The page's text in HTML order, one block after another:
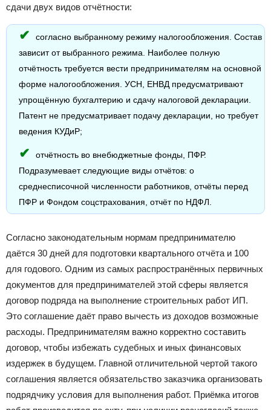
сдачи двух видов отчётности:
согласно выбранному режиму налогообложения. Состав
зависит от выбранного режима. Наиболее полную
отчётность требуется вести предпринимателям на основной
форме налогообложения. УСН, ЕНВД предусматривают
упрощённую бухгалтерию и сдачу налоговой декларации.
Патент не предусматривает подачу декларации, но требует
ведения КУДиР;
отчётность во внебюджетные фонды, ПФР.
Подразумевает следующие виды отчётов: о
среднесписочной численности работников, отчёты перед
ПФР и Фондом соцстрахования, отчёт по НДФЛ.
Согласно законодательным нормам предпринимателю
даётся 30 дней для подготовки квартального отчёта и 100
для годового. Одним из самых распространённых первичных
документов для предпринимателей этой сферы является
договор подряда на выполнение строительных работ ИП.
Это соглашение даёт право вычесть из доходов возможные
расходы. Предпринимателям важно корректно составить
договор, чтобы избежать судебных и иных финансовых
издержек в будущем. Главной отличительной чертой такого
соглашения является обязательство заказчика организовать
подрядчику условия для выполнения работ. Приёмка итогов